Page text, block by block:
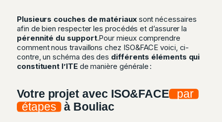
Plusieurs couches de matériauxsont nécessaires
afin de bien respecter les procédés et d’assurer la
pérennité du support.Pour mieux comprendre
comment nous travaillons chez ISO&FACE voici, ci-
contre, un schéma des des différents éléments qui
constituent l’ITEde manière générale :
Votre projet avec ISO&FACE
par
étapes à Bouliac